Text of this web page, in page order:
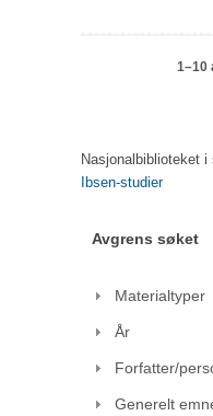
1–10
Nasjonalbiblioteket i
Ibsen-studier
Avgrens søket
Materialtyper
År
Forfatter/
Generelt